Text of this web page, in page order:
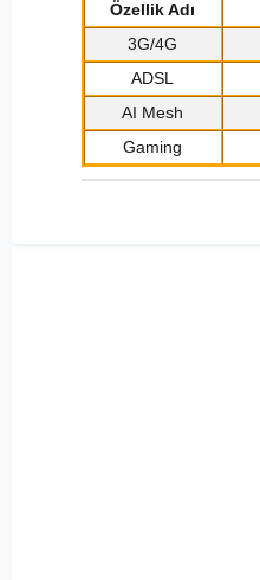
Özellik Adı
3G/4G
ADSL
AI Mesh
Gaming